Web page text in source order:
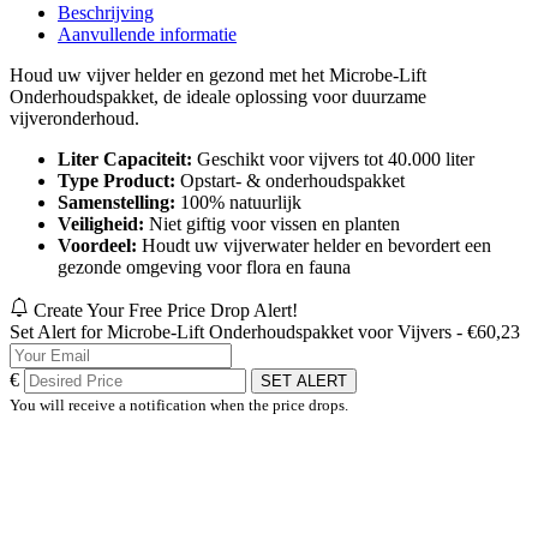
Beschrijving
Aanvullende informatie
Houd uw vijver helder en gezond met het Microbe-Lift
Onderhoudspakket, de ideale oplossing voor duurzame
vijveronderhoud.
Liter Capaciteit: Geschikt voor vijvers tot 40.000 liter
Type Product: Opstart- & onderhoudspakket
Samenstelling: 100% natuurlijk
Veiligheid: Niet giftig voor vissen en planten
Voordeel: Houdt uw vijverwater helder en bevordert een
gezonde omgeving voor flora en fauna
Create Your Free Price Drop Alert!
Set Alert for Microbe-Lift Onderhoudspakket voor Vijvers - €60,23
€
SET ALERT
You will receive a notification when the price drops.